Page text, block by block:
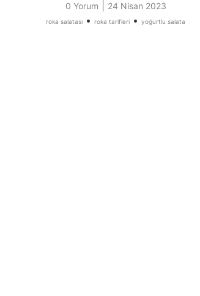
0 Yorum 24 Nisan 2023
roka salatası • roka tarifleri • yoğurtlu salata